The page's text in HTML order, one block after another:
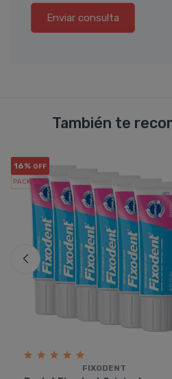
Enviar consulta
También te
16% OFF
PACK x6
FIXODENT